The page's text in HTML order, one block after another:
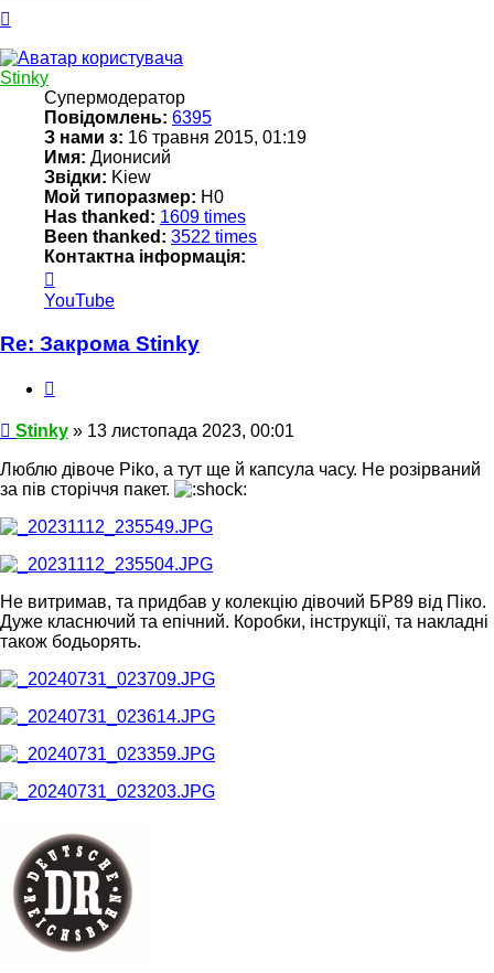
Stinky
Супермодератор
Повідомлень: 6395
З нами з: 16 травня 2015, 01:19
Имя: Дионисий
Звідки: Kiew
Мой типоразмер: Н0
Has thanked: 1609 times
Been thanked: 3522 times
Контактна інформація:
інформація
користувача
YouTube
Re: Закрома Stinky
Повідомлення
Stinky » 13 листопада 2023, 00:01
Люблю дівоче Piko, а тут ще й капсула часу. Не розірваний
за пів сторіччя пакет.
Не витримав, та придбав у колекцію дівочий БР89 від Піко.
Дуже класнючий та епічний. Коробки, інструкції, та накладні
також бодьорять.